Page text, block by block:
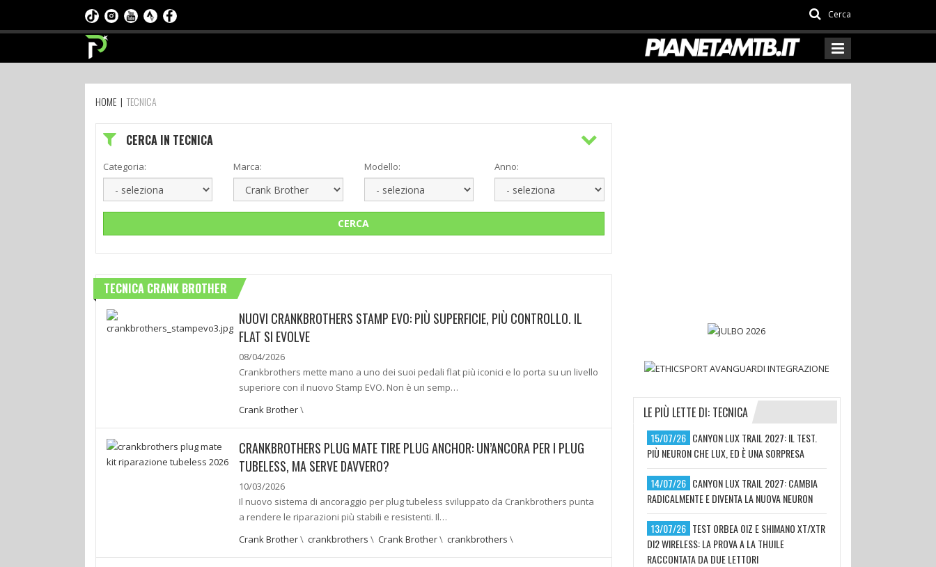
Cerca
HOME | TECNICA
CERCA IN TECNICA
Categoria: Marca: Modello: Anno:
CERCA
TECNICA CRANK BROTHER
NUOVI CRANKBROTHERS STAMP EVO: PIÙ SUPERFICIE, PIÙ CONTROLLO. IL
FLAT SI EVOLVE
08/04/2026
Crankbrothers mette mano a uno dei suoi pedali flat più iconici e lo porta su un livello
superiore con il nuovo Stamp EVO. Non è un semp…
Crank Brother\
CRANKBROTHERS PLUG MATE TIRE PLUG ANCHOR: UN’ANCORA PER I PLUG
TUBELESS, MA SERVE DAVVERO?
10/03/2026
Il nuovo sistema di ancoraggio per plug tubeless sviluppato da Crankbrothers punta
a rendere le riparazioni più stabili e resistenti. Il…
Crank Brother\ crankbrothers \ Crank Brother\ crankbrothers \
LE PIÙ LETTE DI: TECNICA
15/07/26 CANYON LUX TRAIL 2027: IL TEST.
PIÙ NEURON CHE LUX, ED È UNA SORPRESA
14/07/26 CANYON LUX TRAIL 2027: CAMBIA
RADICALMENTE E DIVENTA LA NUOVA NEURON
13/07/26 TEST ORBEA OIZ E SHIMANO XT/XTR
DI2 WIRELESS: LA PROVA A LA THUILE
RACCONTATA DA DUE LETTORI